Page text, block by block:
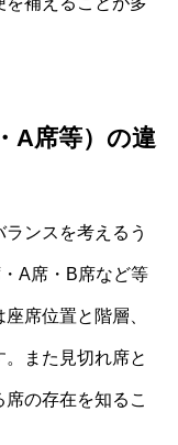
A席等）の違
ンスを考えるう
A席・B席など等
席位置と階層、
また見切れ席と
の存在を知るこ